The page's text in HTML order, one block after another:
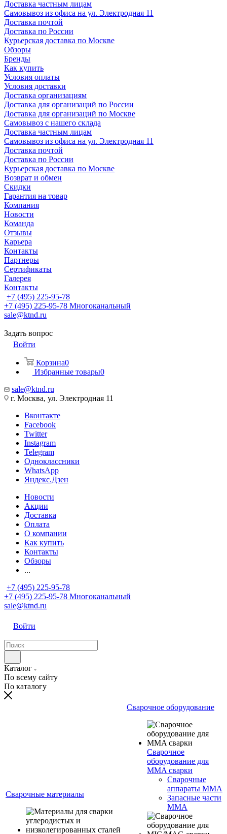
Доставка частным лицам
Самовывоз из офиса на ул. Электродная 11
Доставка почтой
Доставка по России
Курьерская доставка по Москве
Обзоры
Бренды
Как купить
Условия оплаты
Условия доставки
Доставка организациям
Доставка для организаций по России
Доставка для организаций по Москве
Самовывоз с нашего склада
Доставка частным лицам
Самовывоз из офиса на ул. Электродная 11
Доставка почтой
Доставка по России
Курьерская доставка по Москве
Возврат и обмен
Скидки
Гарантия на товар
Компания
Новости
Команда
Отзывы
Карьера
Контакты
Партнеры
Сертификаты
Галерея
Контакты
+7 (495) 225-95-78
+7 (495) 225-95-78 Многоканальный
sale@ktnd.ru
Задать вопрос
Войти
Корзина0
Избранные товары0
sale@ktnd.ru
г. Москва, ул. Электродная 11
Вконтакте
Facebook
Twitter
Instagram
Telegram
Одноклассники
WhatsApp
Яндекс.Дзен
Новости
Акции
Доставка
Оплата
О компании
Как купить
Контакты
Обзоры
...
+7 (495) 225-95-78
+7 (495) 225-95-78 Многоканальный
sale@ktnd.ru
Войти
Каталог
По всему сайту
По каталогу
Сварочные материалы
Сварочное оборудование
Сварочное
оборудование для
MMA сварки
Сварочные
аппараты MMA
Запасные части
MMA